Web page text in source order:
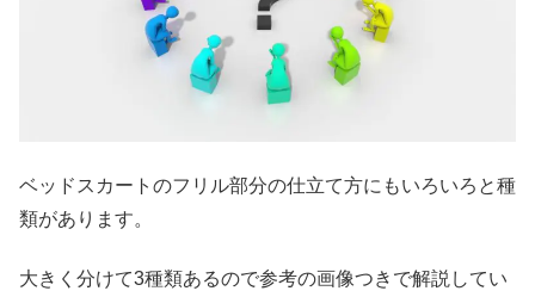
ベッドスカートのフリル部分の仕立て方にもいろいろと種
類があります。
大きく分けて3種類あるので参考の画像つきで解説してい